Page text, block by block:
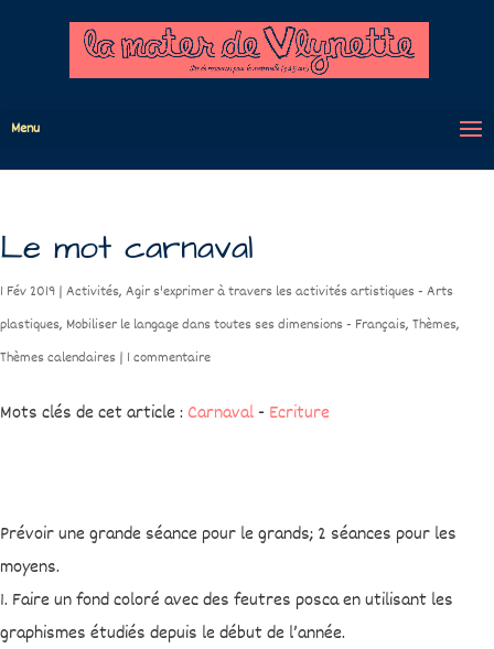
Menu
Le mot carnaval
1 Fév 2019 | Activités, Agir s'exprimer à travers les activités artistiques - Arts
plastiques, Mobiliser le langage dans toutes ses dimensions - Français, Thèmes,
Thèmes calendaires | 1 commentaire
Mots clés de cet article : Carnaval - Ecriture
Prévoir une grande séance pour le grands; 2 séances pour les
moyens.
1. Faire un fond coloré avec des feutres posca en utilisant les
graphismes étudiés depuis le début de l’année.